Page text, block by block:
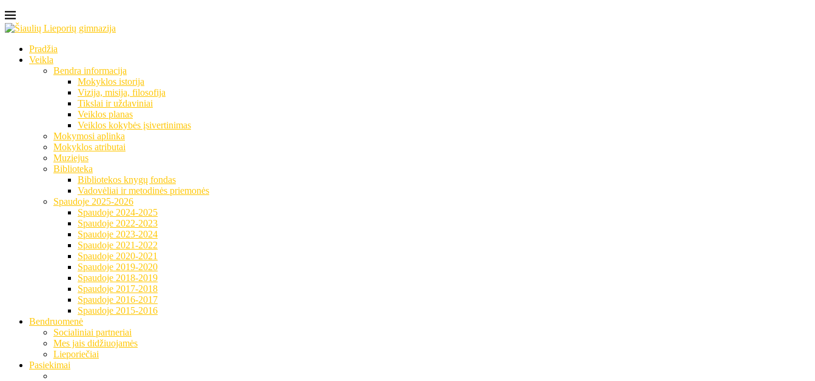
Pradžia
Veikla
Bendra informacija
Mokyklos istorija
Vizija, misija, filosofija
Tikslai ir uždaviniai
Veiklos planas
Veiklos kokybės įsivertinimas
Mokymosi aplinka
Mokyklos atributai
Muziejus
Biblioteka
Bibliotekos knygų fondas
Vadovėliai ir metodinės priemonės
Spaudoje 2025-2026
Spaudoje 2024-2025
Spaudoje 2022-2023
Spaudoje 2023-2024
Spaudoje 2021-2022
Spaudoje 2020-2021
Spaudoje 2019-2020
Spaudoje 2018-2019
Spaudoje 2017-2018
Spaudoje 2016-2017
Spaudoje 2015-2016
Bendruomenė
Socialiniai partneriai
Mes jais didžiuojamės
Lieporiečiai
Pasiekimai